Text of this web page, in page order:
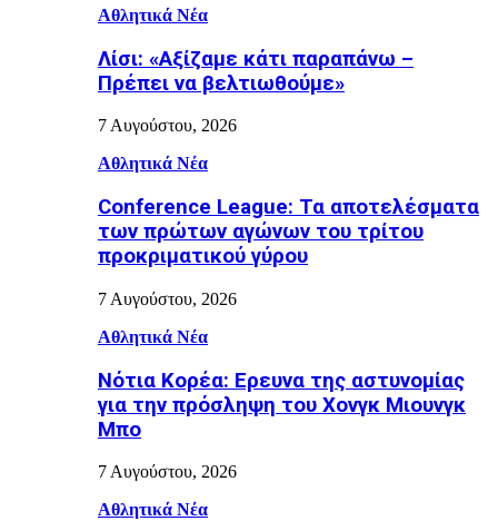
Αθλητικά Νέα
Λίσι: «Αξίζαμε κάτι παραπάνω –
Πρέπει να βελτιωθούμε»
7 Αυγούστου, 2026
Αθλητικά Νέα
Conference League: Τα αποτελέσματα
των πρώτων αγώνων του τρίτου
προκριματικού γύρου
7 Αυγούστου, 2026
Αθλητικά Νέα
Νότια Κορέα: Ερευνα της αστυνομίας
για την πρόσληψη του Χονγκ Μιουνγκ
Μπo
7 Αυγούστου, 2026
Αθλητικά Νέα